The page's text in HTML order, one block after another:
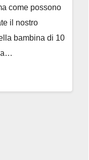
come possono
il nostro
bambina di 10